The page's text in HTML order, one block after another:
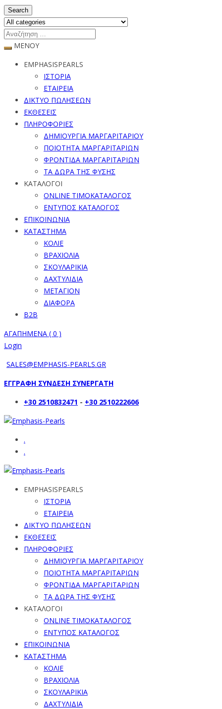
Search
ΜΕΝΟΥ
EMPHASISPEARLS
ΙΣΤΟΡΙΑ
ΕΤΑΙΡΕΙΑ
ΔΙΚΤΥΟ ΠΩΛΗΣΕΩΝ
ΕΚΘΕΣΕΙΣ
ΠΛΗΡΟΦΟΡΙΕΣ
ΔΗΜΙΟΥΡΓΙΑ ΜΑΡΓΑΡΙΤΑΡΙΟΥ
ΠΟΙΟΤΗΤΑ ΜΑΡΓΑΡΙΤΑΡΙΩΝ
ΦΡΟΝΤΙΔΑ ΜΑΡΓΑΡΙΤΑΡΙΩΝ
ΤΑ ΔΩΡΑ ΤΗΣ ΦΥΣΗΣ
ΚΑΤΑΛΟΓΟΙ
ONLINE ΤΙΜΟΚΑΤΑΛΟΓΟΣ
ΕΝΤΥΠΟΣ ΚΑΤΑΛΟΓΟΣ
ΕΠΙΚΟΙΝΩΝΙΑ
ΚΑΤΑΣΤΗΜΑ
ΚΟΛΙΕ
ΒΡΑΧΙΟΛΙΑ
ΣΚΟΥΛΑΡΙΚΙΑ
ΔΑΧΤΥΛΙΔΙΑ
ΜΕΤΑΓΙΟΝ
ΔΙΑΦΟΡΑ
B2B
ΑΓΑΠΗΜΕΝΑ ( 0 )
Login
SALES@EMPHASIS-PEARLS.GR
ΕΓΓΡΑΦΗ ΣΥΝΔΕΣΗ ΣΥΝΕΡΓΑΤΗ
+30 2510832471 - +30 2510222606
.
.
EMPHASISPEARLS
ΙΣΤΟΡΙΑ
ΕΤΑΙΡΕΙΑ
ΔΙΚΤΥΟ ΠΩΛΗΣΕΩΝ
ΕΚΘΕΣΕΙΣ
ΠΛΗΡΟΦΟΡΙΕΣ
ΔΗΜΙΟΥΡΓΙΑ ΜΑΡΓΑΡΙΤΑΡΙΟΥ
ΠΟΙΟΤΗΤΑ ΜΑΡΓΑΡΙΤΑΡΙΩΝ
ΦΡΟΝΤΙΔΑ ΜΑΡΓΑΡΙΤΑΡΙΩΝ
ΤΑ ΔΩΡΑ ΤΗΣ ΦΥΣΗΣ
ΚΑΤΑΛΟΓΟΙ
ONLINE ΤΙΜΟΚΑΤΑΛΟΓΟΣ
ΕΝΤΥΠΟΣ ΚΑΤΑΛΟΓΟΣ
ΕΠΙΚΟΙΝΩΝΙΑ
ΚΑΤΑΣΤΗΜΑ
ΚΟΛΙΕ
ΒΡΑΧΙΟΛΙΑ
ΣΚΟΥΛΑΡΙΚΙΑ
ΔΑΧΤΥΛΙΔΙΑ